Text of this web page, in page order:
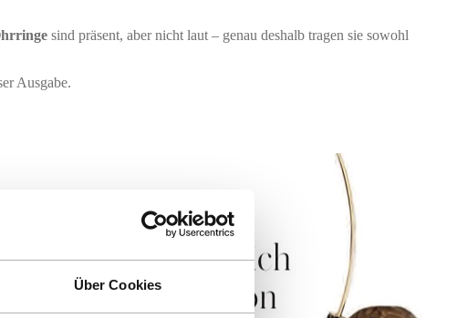
Über Cookies
sind präsent, aber nicht laut – genau deshalb tragen sie sowohl
Ausgabe.